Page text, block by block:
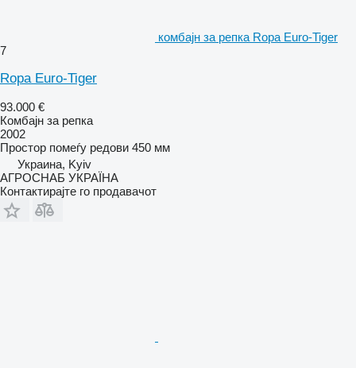
комбајн за репка Ropa Euro-Tiger
7
Ropa Euro-Tiger
93.000 €
Комбајн за репка
2002
Простор помеѓу редови 450 мм
Украина, Kyiv
АГРОСНАБ УКРАЇНА
Контактирајте го продавачот